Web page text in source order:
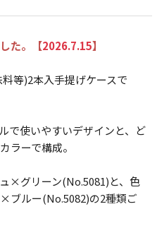
た。【2026.7.15】
等)2本入手提げケースで
で使いやすいデザインと、ど
ラーで構成。
×グリーン(No.5081)と、色
ブルー(No.5082)の2種類ご